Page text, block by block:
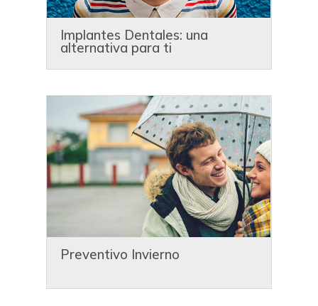
Implantes Dentales: una
alternativa para ti
Preventivo Invierno